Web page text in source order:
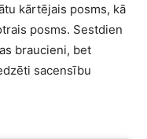
kārtējais posms, kā
posms. Sestdien
braucieni, bet
sacensību